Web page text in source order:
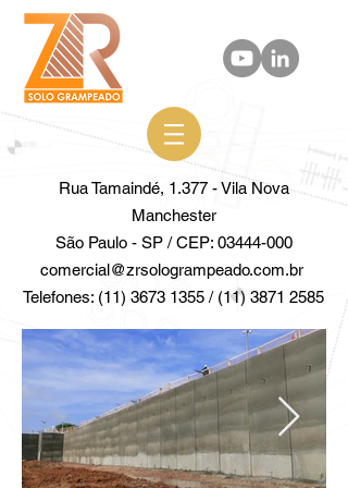
Rua Tamaindé, 1.377 - Vila Nova
Manchester
São Paulo - SP / CEP: 03444-000
comercial@zrsologrampeado.com.br
Telefones: (11) 3673 1355 / (11) 3871 2585